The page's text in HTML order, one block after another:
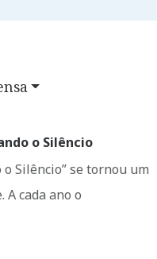
o Silêncio
Silêncio” se tornou um
cada ano o